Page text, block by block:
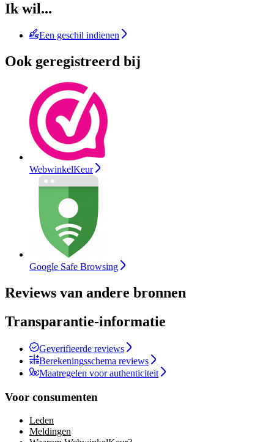
Ik wil...
Een geschil indienen
Ook geregistreerd bij
WebwinkelKeur
Google Safe Browsing
Reviews van andere bronnen
Transparantie-informatie
Geverifieerde reviews
Berekeningsschema reviews
Maatregelen voor authenticiteit
Voor consumenten
Leden
Meldingen